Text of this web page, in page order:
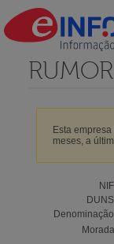
Esta
meses, a